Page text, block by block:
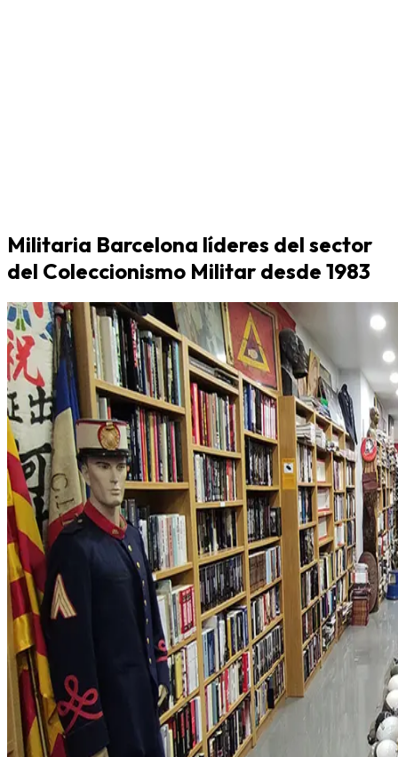
Militaria Barcelona líderes del sector
del Coleccionismo Militar desde 1983